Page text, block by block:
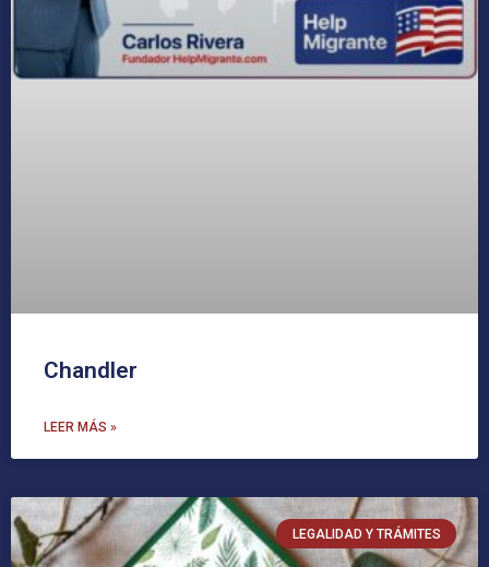
Chandler
LEER MÁS »
LEGALIDAD Y TRÁMITES